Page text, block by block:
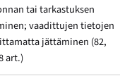
tai tarkastuksen
vaadittujen tietojen
jättäminen (82,
art.)